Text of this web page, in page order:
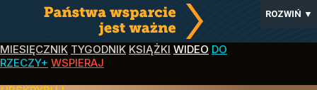
ROZWIŃ ▼
MIESIĘCZNIK TYGODNIK KSIĄŻKI WIDEO DO
RZECZY+ WSPIERAJ